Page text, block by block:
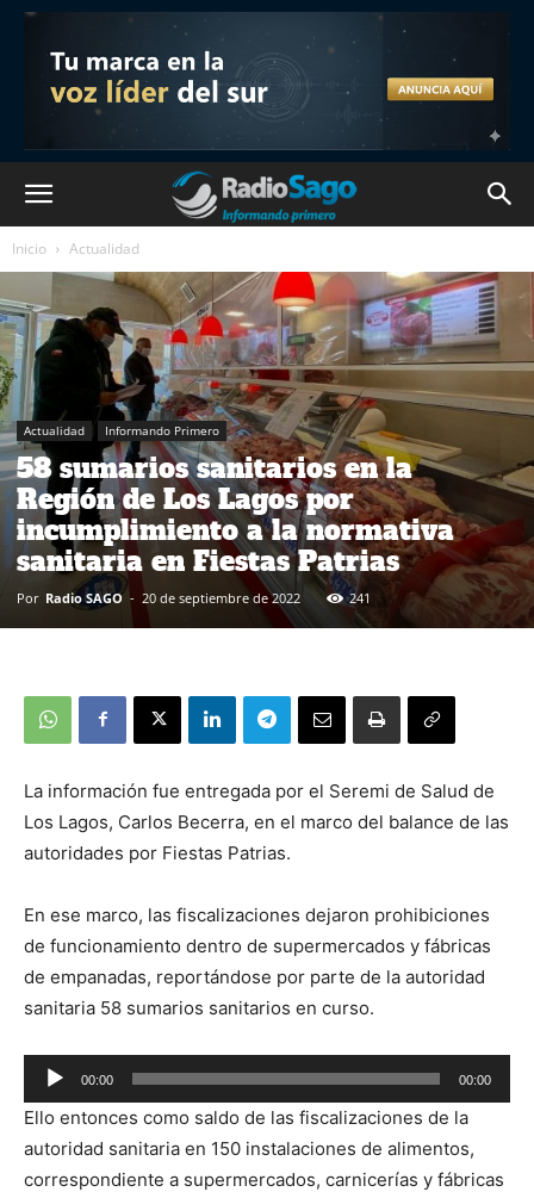
Inicio Actualidad
Actualidad Informando Primero
58 sumarios sanitarios en la
Región de Los Lagos por
incumplimiento a la normativa
sanitaria en Fiestas Patrias
Por Radio SAGO - 20 de septiembre de 2022 241
La información fue entregada por el Seremi de Salud de
Los Lagos, Carlos Becerra, en el marco del balance de las
autoridades por Fiestas Patrias.
En ese marco, las fiscalizaciones dejaron prohibiciones
de funcionamiento dentro de supermercados y fábricas
de empanadas, reportándose por parte de la autoridad
sanitaria 58 sumarios sanitarios en curso.
Reproductor
de
audio
00:00 00:00
Ello entonces como saldo de las fiscalizaciones de la
autoridad sanitaria en 150 instalaciones de alimentos,
correspondiente a supermercados, carnicerías y fábricas